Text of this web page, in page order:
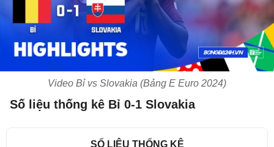
Video Bỉ vs Slovakia (Bảng E Euro 2024)
Số liệu thống kê Bỉ 0-1 Slovakia